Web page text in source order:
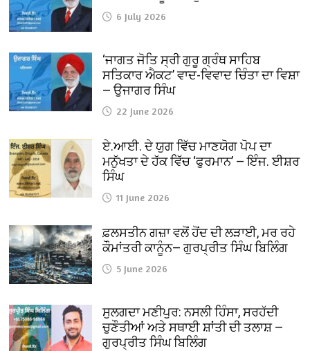
6 July 2026
‘ਜਾਗਤ ਜੋਤਿ ਸ੍ਰੀ ਗੁਰੂ ਗ੍ਰੰਥ ਸਾਹਿਬ
ਸਤਿਕਾਰ ਐਕਟ’ ਵਾਦ-ਵਿਵਾਦ ਚਿੰਤਾ ਦਾ ਵਿਸ਼ਾ
— ਉਜਾਗਰ ਸਿੰਘ
22 June 2026
ਏ.ਆਈ. ਦੇ ਯੁਗ ਵਿੱਚ ਮਾਣਯੋਗ ਪੋਪ ਦਾ
ਮਨੁੱਖਤਾ ਦੇ ਹੱਕ ਵਿੱਚ ‘ਫੁਰਮਾਨ’ — ਇੰਜ. ਈਸ਼ਰ
ਸਿੰਘ
11 June 2026
ਫ਼ਲਸਤੀਨ ਗਜ਼ਾ ਵਲੋਂ ਹੋਂਦ ਦੀ ਲੜਾਈ, ਮਰ ਰਹੇ
ਕੌਮਾਂਤਰੀ ਕਾਨੂੰਨ— ਗੁਰਪ੍ਰੀਤ ਸਿੰਘ ਬਿਲਿੰਗ
5 June 2026
ਸੁਲਗਦਾ ਮਣੀਪੁਰ: ਨਸਲੀ ਹਿੰਸਾ, ਸਰਹੱਦੀ
ਚੁਣੌਤੀਆਂ ਅਤੇ ਸਥਾਈ ਸ਼ਾਂਤੀ ਦੀ ਤਲਾਸ਼ —
ਗੁਰਪ੍ਰੀਤ ਸਿੰਘ ਬਿਲਿੰਗ